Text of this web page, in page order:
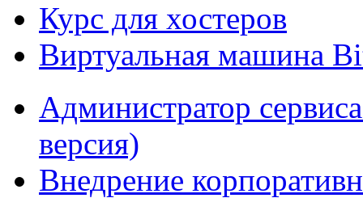
Курс для хостеров
Виртуальная машина
Администратор
версия)
Внедрение